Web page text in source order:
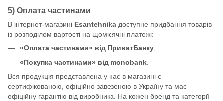
5) Оплата частинами
В інтернет-магазині Esantehnika доступне придбання товарів
із розподілом вартості на щомісячні платежі:
«Оплата частинами» від ПриватБанку;
«Покупка частинами» від monobank
Вся продукція представлена у нас в магазині є
сертифікованою, офіційно завезеною в Україну та має
офіційну гарантію від виробника. На кожен бренд та категорії